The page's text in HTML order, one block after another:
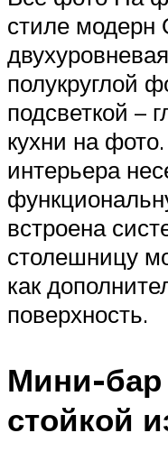
стиле модерн
полукруглой
подсветкой –
кухни на
интерьера
встроена
столешницу
как
поверхность.
Мини-бар
стойкой